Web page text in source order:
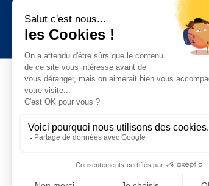
PAIEMENT 100% SÉCURISÉ